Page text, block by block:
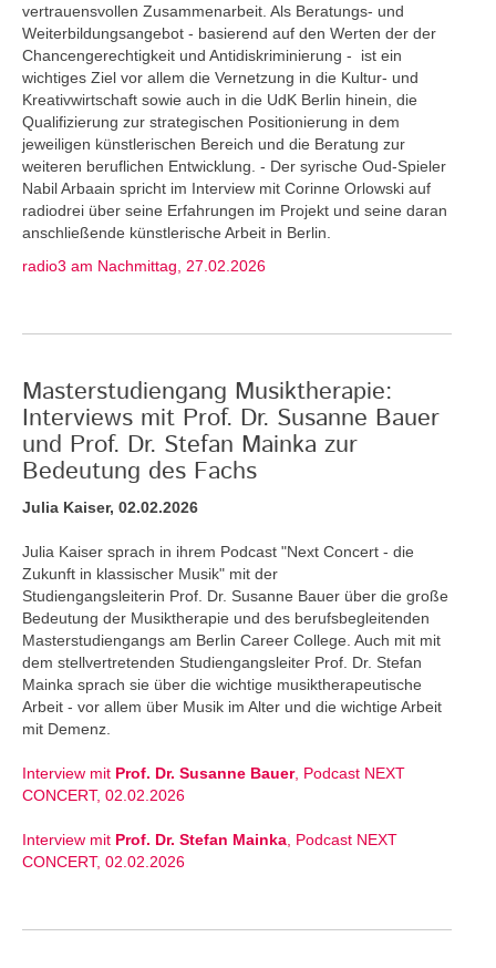
vertrauensvollen Zusammenarbeit. Als Beratungs- und
Weiterbildungsangebot - basierend auf den Werten der der
Chancengerechtigkeit und Antidiskriminierung - ist ein
wichtiges Ziel vor allem die Vernetzung in die Kultur- und
Kreativwirtschaft sowie auch in die UdK Berlin hinein, die
Qualifizierung zur strategischen Positionierung in dem
jeweiligen künstlerischen Bereich und die Beratung zur
weiteren beruflichen Entwicklung. - Der syrische Oud-Spieler
Nabil Arbaain spricht im Interview mit Corinne Orlowski auf
radiodrei über seine Erfahrungen im Projekt und seine daran
anschließende künstlerische Arbeit in Berlin.
radio3 am Nachmittag, 27.02.2026
Masterstudiengang Musiktherapie:
Interviews mit Prof. Dr. Susanne Bauer
und Prof. Dr. Stefan Mainka zur
Bedeutung des Fachs
Julia Kaiser, 02.02.2026
Julia Kaiser sprach in ihrem Podcast "Next Concert - die
Zukunft in klassischer Musik" mit der
Studiengangsleiterin Prof. Dr. Susanne Bauer über die große
Bedeutung der Musiktherapie und des berufsbegleitenden
Masterstudiengangs am Berlin Career College. Auch mit mit
dem stellvertretenden Studiengangsleiter Prof. Dr. Stefan
Mainka sprach sie über die wichtige musiktherapeutische
Arbeit - vor allem über Musik im Alter und die wichtige Arbeit
mit Demenz.
Interview mit Prof. Dr. Susanne Bauer, Podcast NEXT
CONCERT, 02.02.2026
Interview mit Prof. Dr. Stefan Mainka , Podcast NEXT
CONCERT, 02.02.2026